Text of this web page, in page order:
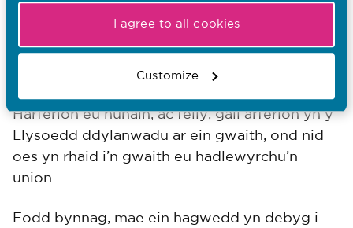
I agree to all cookies
Customize
yw’r NMC yn cydnabod Cyfeillion McKenzie
yn ffurfio yn ei achosion ffurfiol oherwydd nid
ydym yn un o wasanaethau’r Llysoedd, ble
tarddodd term a rôl cyfaill McKenzie. Mae gan
Harferion eu hunain, ac felly, gall arferion yn y
Llysoedd ddylanwadu ar ein gwaith, ond nid
oes yn rhaid i’n gwaith eu hadlewyrchu’n
union.
Fodd bynnag, mae ein hagwedd yn debyg i